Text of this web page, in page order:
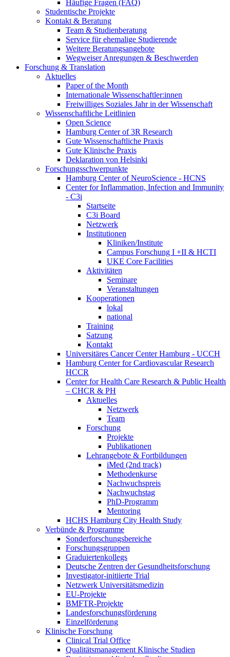
Häufige Fragen (FAQ)
Studentische Projekte
Kontakt & Beratung
Team & Studienberatung
Service für ehemalige Studierende
Weitere Beratungsangebote
Wegweiser Anregungen & Beschwerden
Forschung & Translation
Aktuelles
Paper of the Month
Internationale Wissenschaftler:innen
Freiwilliges Soziales Jahr in der Wissenschaft
Wissenschaftliche Leitlinien
Open Science
Hamburg Center of 3R Research
Gute Wissenschaftliche Praxis
Gute Klinische Praxis
Deklaration von Helsinki
Forschungsschwerpunkte
Hamburg Center of NeuroScience - HCNS
Center for Inflammation, Infection and Immunity
- C3i
Startseite
C3i Board
Netzwerk
Institutionen
Kliniken/Institute
Campus Forschung I +II & HCTI
UKE Core Facilities
Aktivitäten
Seminare
Veranstaltungen
Kooperationen
lokal
national
Training
Satzung
Kontakt
Universitäres Cancer Center Hamburg - UCCH
Hamburg Center for Cardiovascular Research
HCCR
Center for Health Care Research & Public Health
– CHCR & PH
Aktuelles
Netzwerk
Team
Forschung
Projekte
Publikationen
Lehrangebote & Fortbildungen
iMed (2nd track)
Methodenkurse
Nachwuchspreis
Nachwuchstag
PhD-Programm
Mentoring
HCHS Hamburg City Health Study
Verbünde & Programme
Sonderforschungsbereiche
Forschungsgruppen
Graduiertenkollegs
Deutsche Zentren der Gesundheitsforschung
Investigator-initiierte Trial
Netzwerk Universitätsmedizin
EU-Projekte
BMFTR-Projekte
Landesforschungsförderung
Einzelförderung
Klinische Forschung
Clinical Trial Office
Qualitätsmanagement Klinische Studien